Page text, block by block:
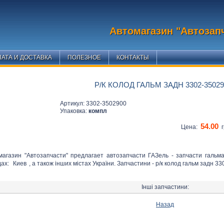
Автомагазин
И ДОСТАВКА ПОЛЕЗНОЕ КОНТАКТЫ
Р/К КОЛОД ГАЛЬМ ЗАДН 3302-
Артикул: 3302-3502900
Упаковка: компл
Цена: 54.00
"Автозапчасти" предлагает автозапчасти ГАЗель - запчасти
Киев , а також інших містах України. Запчастини - р/к колод гальм задн
Інші запчастини:
Назад